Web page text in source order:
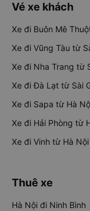
Vé xe khách
Xe đi Buôn Mê
Xe đi Vũng Tàu từ
Xe đi Nha Trang từ
Xe đi Đà Lạt từ Sài
Xe đi Sapa từ Hà
Xe đi Hải Phòng từ
Xe đi Vinh từ Hà Nội
Thuê xe
Hà Nội đi Ninh Bình